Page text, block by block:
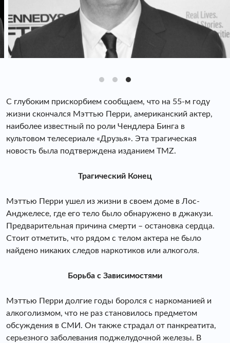
С глубоким прискорбием сообщаем, что на 55-м году
жизни скончался Мэттью Перри, американский актер,
наиболее известный по роли Чендлера Бинга в
культовом телесериале «Друзья». Эта трагическая
новость была подтверждена изданием TMZ.
Трагический Конец
Мэттью Перри ушел из жизни в своем доме в Лос-
Анджелесе, где его тело было обнаружено в джакузи.
Предварительная причина смерти – остановка сердца.
Стоит отметить, что рядом с телом актера не было
найдено никаких следов наркотиков или алкоголя.
Борьба с Зависимостями
Мэттью Перри долгие годы боролся с наркоманией и
алкоголизмом, что не раз становилось предметом
обсуждения в СМИ. Он также страдал от панкреатита,
серьезного заболевания поджелудочной железы. В